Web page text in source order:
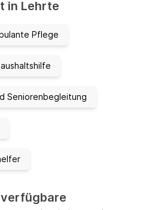
in Lehrte
Pflege
Seniorenbegleitung